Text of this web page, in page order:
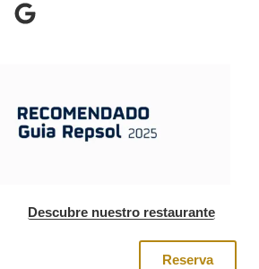
Descubre nuestro restaurante
Reserva